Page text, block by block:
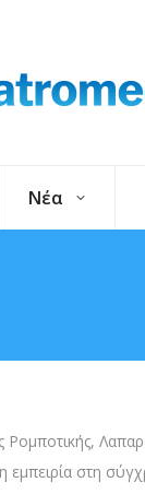
Νέα
εμπειρία στη